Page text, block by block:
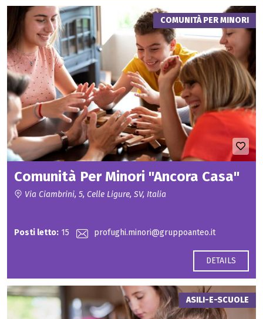
COMUNITÀ PER MINORI
Comunità Per Minori "Ancora Casa"
Via Ciambrini, 5, Celle Ligure, SV, Italia
Posti letto: 15 profughi.minori@gruppoanteo.it
DETAILS
ASILI-E-SCUOLE